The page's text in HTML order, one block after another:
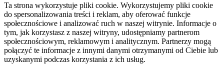
Ta strona wykorzystuje pliki cookie. Wykorzystujemy pliki cookie
do spersonalizowania treści i reklam, aby oferować funkcje
społecznościowe i analizować ruch w naszej witrynie. Informacje o
tym, jak korzystasz z naszej witryny, udostępniamy partnerom
społecznościowym, reklamowym i analitycznym. Partnerzy mogą
połączyć te informacje z innymi danymi otrzymanymi od Ciebie lub
uzyskanymi podczas korzystania z ich usług.